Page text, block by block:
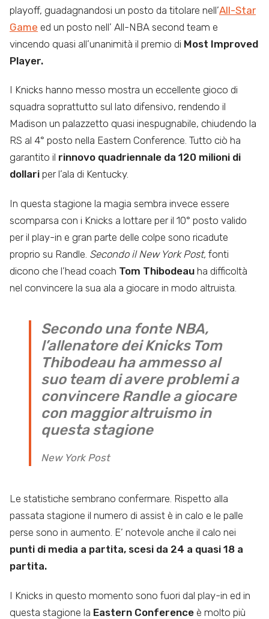
playoff, guadagnandosi un posto da titolare nell’All-Star
Game ed un posto nell’ All-NBA second team e
vincendo quasi all’unanimità il premio di Most Improved
Player.
I Knicks hanno messo mostra un eccellente gioco di
squadra soprattutto sul lato difensivo, rendendo il
Madison un palazzetto quasi inespugnabile, chiudendo la
RS al 4° posto nella Eastern Conference. Tutto ciò ha
garantito il rinnovo quadriennale da 120 milioni di
dollari per l’ala di Kentucky.
In questa stagione la magia sembra invece essere
scomparsa con i Knicks a lottare per il 10° posto valido
per il play-in e gran parte delle colpe sono ricadute
proprio su Randle. Secondo il New York Post, fonti
dicono che l’head coach Tom Thibodeau ha difficoltà
nel convincere la sua ala a giocare in modo altruista.
Secondo una fonte NBA,
l’allenatore dei Knicks Tom
Thibodeau ha ammesso al
suo team di avere problemi a
convincere Randle a giocare
con maggior altruismo in
questa stagione
New York Post
Le statistiche sembrano confermare. Rispetto alla
passata stagione il numero di assist è in calo e le palle
perse sono in aumento. E’ notevole anche il calo nei
punti di media a partita, scesi da 24 a quasi 18 a
partita.
I Knicks in questo momento sono fuori dal play-in ed in
questa stagione la Eastern Conference è molto più